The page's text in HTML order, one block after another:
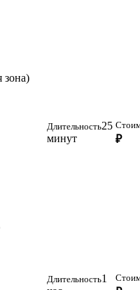
Длительность25
минут
₽
Длительность1